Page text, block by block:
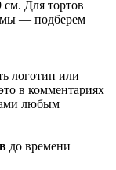
см. Для тортов
— подберем
логотип или
в комментариях
любым
до времени